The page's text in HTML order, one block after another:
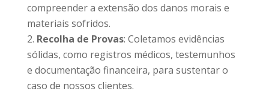
compreender a extensão dos danos morais e
materiais sofridos.
Recolha de Provas: Coletamos evidências
sólidas, como registros médicos, testemunhos
e documentação financeira, para sustentar o
caso de nossos clientes.